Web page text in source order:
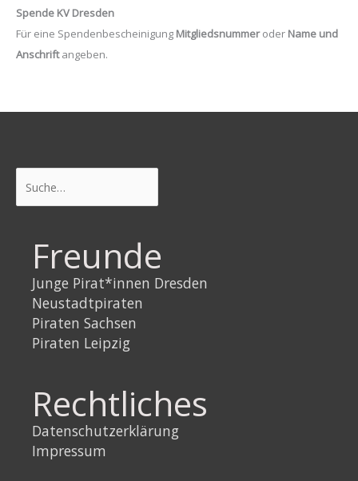
Spende KV Dresden
Für eine Spendenbescheinigung Mitgliedsnummeroder Name und
Anschriftangeben.
Freunde
Junge Pirat*innen Dresden
Neustadtpiraten
Piraten Sachsen
Piraten Leipzig
Rechtliches
Datenschutzerklärung
Impressum